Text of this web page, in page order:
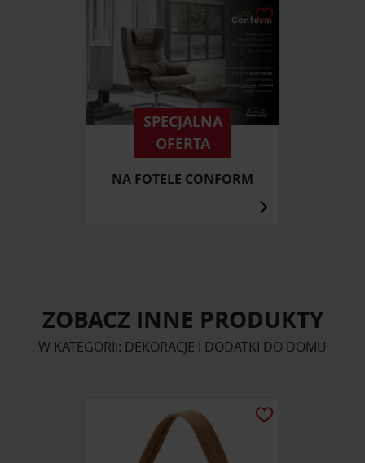
SPECJALNA
OFERTA
NA FOTELE CONFORM
ZOBACZ INNE PRODUKTY
W KATEGORII: DEKORACJE I DODATKI DO DOMU